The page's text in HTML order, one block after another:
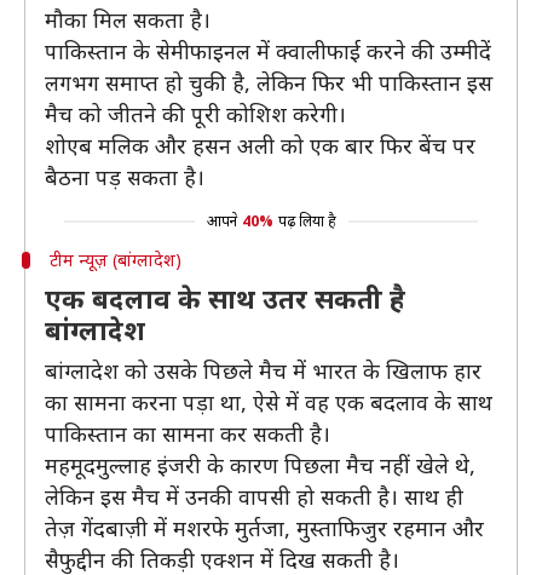
मौका मिल सकता है।
पाकिस्तान के सेमीफाइनल में क्वालीफाई करने की उम्मीदें
लगभग समाप्त हो चुकी है, लेकिन फिर भी पाकिस्तान इस
मैच को जीतने की पूरी कोशिश करेगी।
शोएब मलिक और हसन अली को एक बार फिर बेंच पर
बैठना पड़ सकता है।
आपने 40% पढ़ लिया है
टीम न्यूज़ (बांग्लादेश)
एक बदलाव के साथ उतर सकती है
बांग्लादेश
बांग्लादेश को उसके पिछले मैच में भारत के खिलाफ हार
का सामना करना पड़ा था, ऐसे में वह एक बदलाव के साथ
पाकिस्तान का सामना कर सकती है।
महमूदमुल्लाह इंजरी के कारण पिछला मैच नहीं खेले थे,
लेकिन इस मैच में उनकी वापसी हो सकती है। साथ ही
तेज़ गेंदबाज़ी में मशरफे मुर्तजा, मुस्ताफिजुर रहमान और
सैफुद्दीन की तिकड़ी एक्शन में दिख सकती है।